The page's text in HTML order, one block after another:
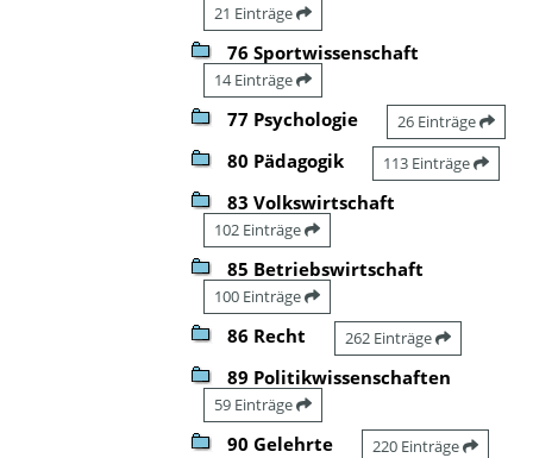
21 Einträge
76 Sportwissenschaft
14 Einträge
77 Psychologie 26 Einträge
80 Pädagogik 113 Einträge
83 Volkswirtschaft
102 Einträge
85 Betriebswirtschaft
100 Einträge
86 Recht 262 Einträge
89 Politikwissenschaften
59 Einträge
90 Gelehrte 220 Einträge